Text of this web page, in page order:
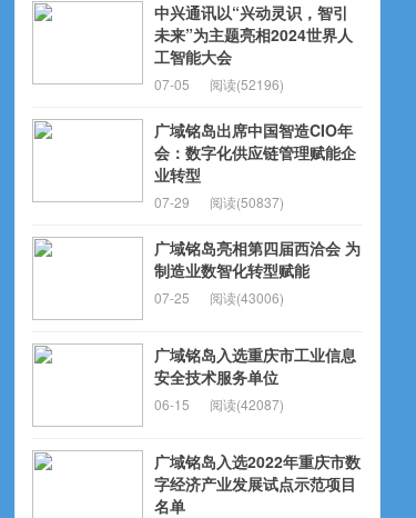
中兴通讯以“兴动灵识，智引
未来”为主题亮相2024世界人
工智能大会
07-05 阅读(52196)
广域铭岛出席中国智造CIO年
会：数字化供应链管理赋能企
业转型
07-29 阅读(50837)
广域铭岛亮相第四届西洽会 为
制造业数智化转型赋能
07-25 阅读(43006)
广域铭岛入选重庆市工业信息
安全技术服务单位
06-15 阅读(42087)
广域铭岛入选2022年重庆市数
字经济产业发展试点示范项目
名单